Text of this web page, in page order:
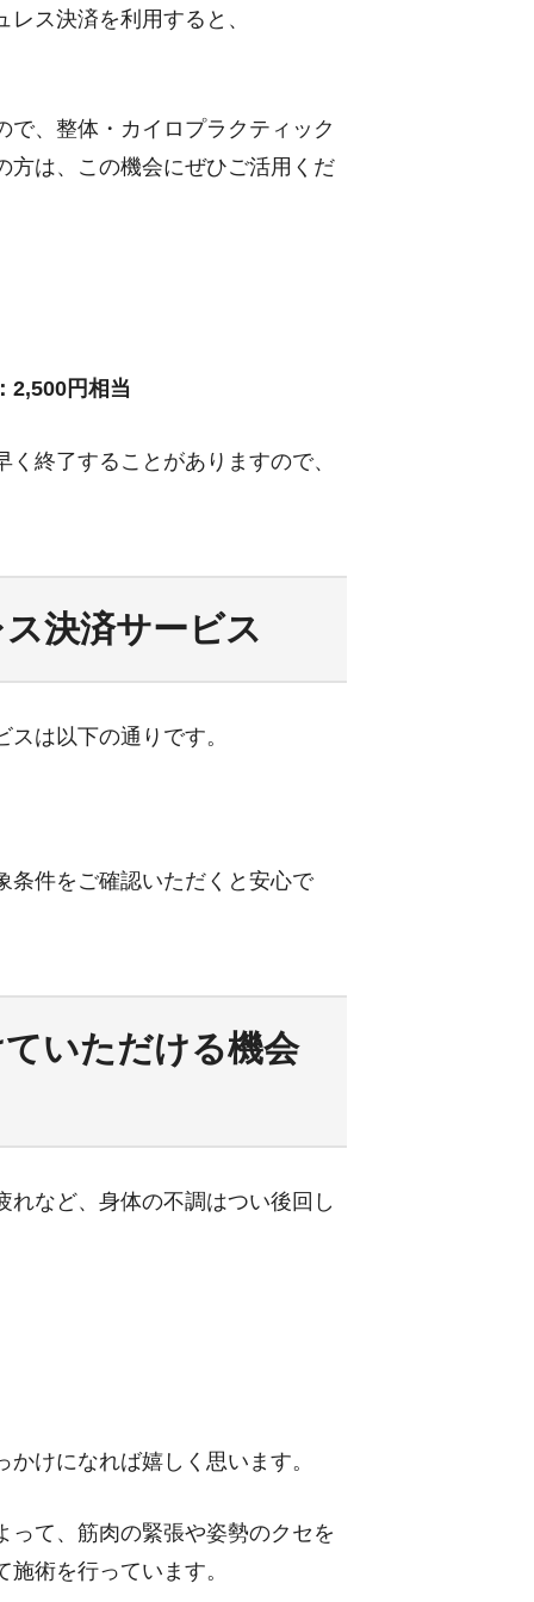
ス決済を利用すると、
、整体・カイロプラクティック
方は、この機会にぜひご活用くだ
2,500円相当
終了することがありますので、
決済サービス
は以下の通りです。
条件をご確認いただくと安心で
いただける機会
など、身体の不調はつい後回し
けになれば嬉しく思います。
って、筋肉の緊張や姿勢のクセを
術を行っています。